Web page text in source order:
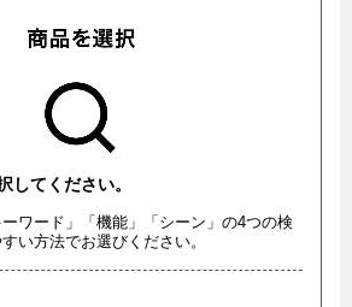
してください。
ワード」「機能」「シーン」の4つの検
い方法でお選びください。